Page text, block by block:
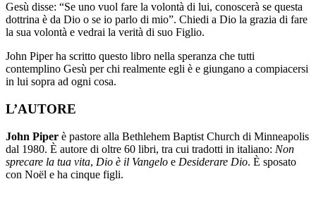
Gesù disse: “Se uno vuol fare la volontà di lui, conoscerà se questa
dottrina è da Dio o se io parlo di mio”. Chiedi a Dio la grazia di fare
la sua volontà e vedrai la verità di suo Figlio.
John Piper ha scritto questo libro nella speranza che tutti
contemplino Gesù per chi realmente egli è e giungano a compiacersi
in lui sopra ad ogni cosa.
L’AUTORE
John Piper è pastore alla Bethlehem Baptist Church di Minneapolis
dal 1980. È autore di oltre 60 libri, tra cui tradotti in italiano: Non
sprecare la tua vita, Dio è il Vangelo e Desiderare Dio. È sposato
con Noël e ha cinque figli.